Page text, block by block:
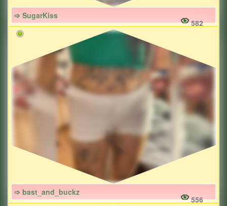
➩ SugarKiss
582
➩ bast_and_buckz
556